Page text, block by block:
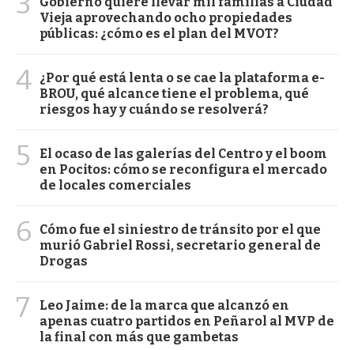
Vieja aprovechando ocho propiedades
públicas: ¿cómo es el plan del MVOT?
4 ¿Por qué está lenta o se cae la plataforma e-
BROU, qué alcance tiene el problema, qué
riesgos hay y cuándo se resolverá?
5
El ocaso de las galerías del Centro y el boom
en Pocitos: cómo se reconfigura el mercado
de locales comerciales
6
Cómo fue el siniestro de tránsito por el que
murió Gabriel Rossi, secretario general de
Drogas
7
Leo Jaime: de la marca que alcanzó en
apenas cuatro partidos en Peñarol al MVP de
la final con más que gambetas